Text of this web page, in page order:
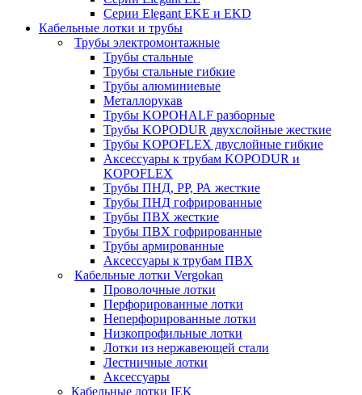
Серии Elegant EKE и EKD
Кабельные лотки и трубы
Трубы электромонтажные
Трубы стальные
Трубы стальные гибкие
Трубы алюминиевые
Металлорукав
Трубы KOPOHALF разборные
Трубы KOPODUR двухслойные жесткие
Трубы KOPOFLEX двуслойные гибкие
Аксессуары к трубам KOPODUR и
KOPOFLEX
Трубы ПНД, РР, РА жесткие
Трубы ПНД гофрированные
Трубы ПВХ жесткие
Трубы ПВХ гофрированные
Трубы армированные
Аксессуары к трубам ПВХ
Кабельные лотки Vergokan
Проволочные лотки
Перфорированные лотки
Неперфорированные лотки
Низкопрофильные лотки
Лотки из нержавеющей стали
Лестничные лотки
Аксессуары
Кабельные лотки IEK